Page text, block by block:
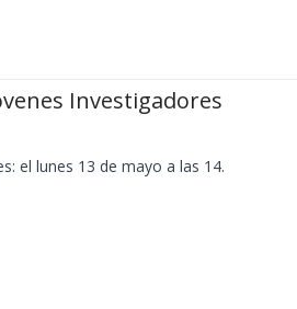
Investigadores
el lunes 13 de mayo a las 14.